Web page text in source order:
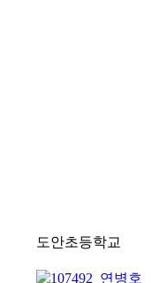
도안초등학교